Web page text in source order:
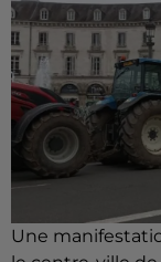
Une